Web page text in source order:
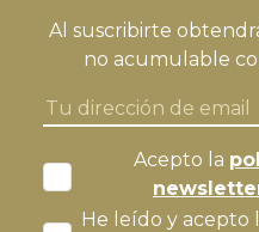
Al suscribirte
no acumulable
Acepto la
He leído y acepto